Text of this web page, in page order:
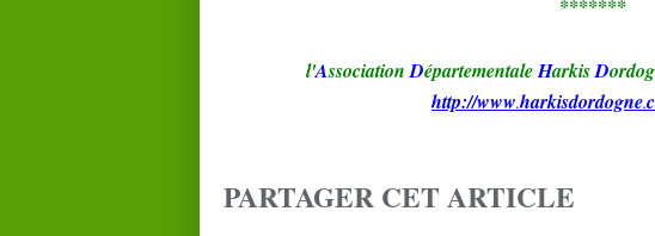
*******
l'Association DépartementaleHarkisD
http://www.harkisdordogne.
PARTAGER CET ARTICLE